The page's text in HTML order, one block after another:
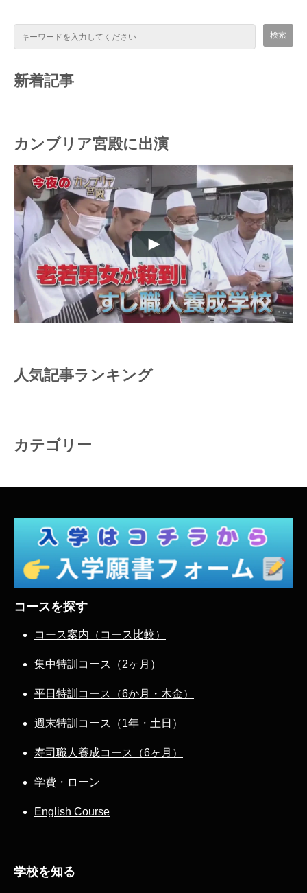
新着記事
カンブリア宮殿に出演
人気記事ランキング
カテゴリー
コースを探す
コース案内（コース比較）
集中特訓コース（2ヶ月）
平日特訓コース（6か月・木金）
週末特訓コース（1年・土日）
寿司職人養成コース（6ヶ月）
学費・ローン
English Course
学校を知る